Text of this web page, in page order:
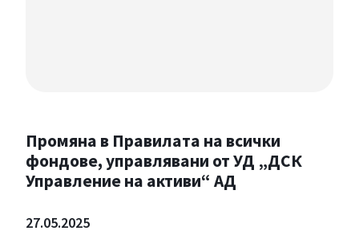
Промяна в Правилата на всички
фондове, управлявани от УД „ДСК
Управление на активи“ АД
27.05.2025